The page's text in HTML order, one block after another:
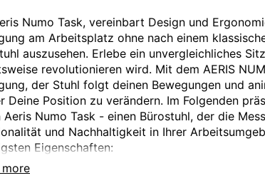
Numo Task, vereinbart Design und
am Arbeitsplatz ohne nach einem
auszusehen. Erlebe ein unvergleichliches
revolutionieren wird. Mit dem AERIS
der Stuhl folgt deinen Bewegungen und
Deine Position zu verändern. Im Folgenden
Aeris Numo Task - einen Bürostuhl, der die
und Nachhaltigkeit in Ihrer
Eigenschaften: